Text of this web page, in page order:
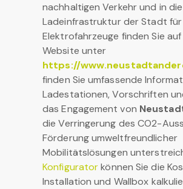
nachhaltigen Verkehr und in die
Ladeinfrastruktur der Stadt für
Elektrofahrzeuge finden Sie
Website unter
https://
finden Sie umfassende
Ladestationen, Vorschriften
das Engagement von
die Verringerung des CO2-
Förderung umweltfreundlicher
Mobilitätslösungen
Konfiguratorkönnen Sie die
Installation und Wallbox